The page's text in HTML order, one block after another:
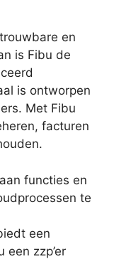
en
is Fibu de
is ontworpen
Met Fibu
facturen
functies en
te
een
een zzp’er